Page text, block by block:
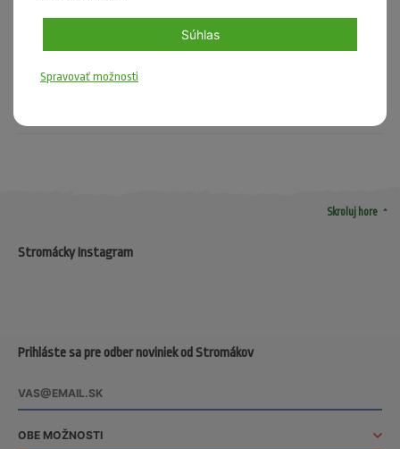
Skroluj hore arrow_drop_up
Prihláste sa pre odber noviniek od Stromákov
Stromácky Instagram
Súhlas
Spravovať možnosti